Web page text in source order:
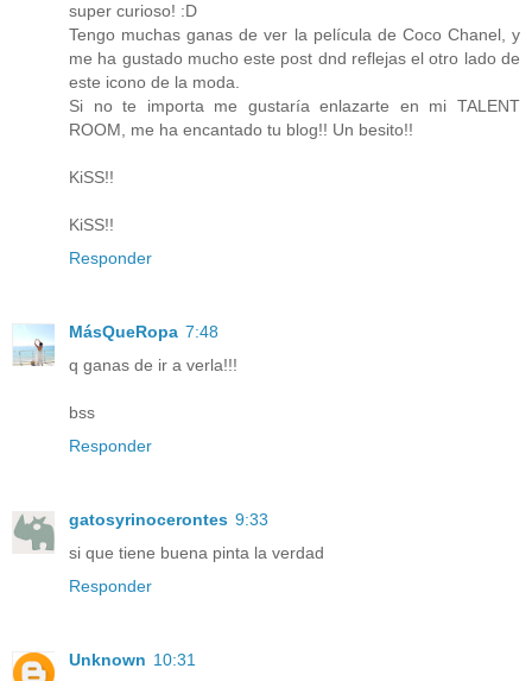
super curioso! :D
Tengo muchas ganas de ver la película de Coco Chanel, y
me ha gustado mucho este post dnd reflejas el otro lado de
este icono de la moda.
Si no te importa me gustaría enlazarte en mi TALENT
ROOM, me ha encantado tu blog!! Un besito!!
KiSS!!
KiSS!!
Responder
MásQueRopa 7:48
q ganas de ir a verla!!!
bss
Responder
gatosyrinocerontes 9:33
si que tiene buena pinta la verdad
Responder
Unknown 10:31